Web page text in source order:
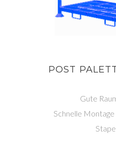
POST
Gute
Schnelle